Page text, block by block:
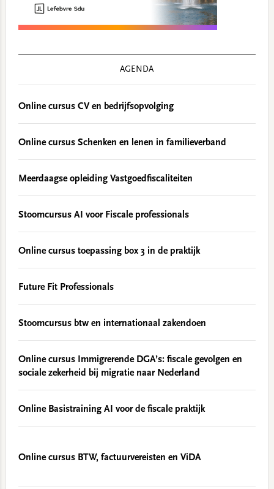
AGENDA
Online cursus CV en bedrijfsopvolging
Online cursus Schenken en lenen in familieverband
Meerdaagse opleiding Vastgoedfiscaliteiten
Stoomcursus AI voor Fiscale professionals
Online cursus toepassing box 3 in de praktijk
Future Fit Professionals
Stoomcursus btw en internationaal zakendoen
Online cursus Immigrerende DGA’s: fiscale gevolgen en
sociale zekerheid bij migratie naar Nederland
Online Basistraining AI voor de fiscale praktijk
Online cursus BTW, factuurvereisten en ViDA